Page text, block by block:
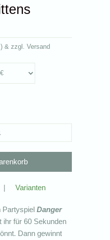
) & zzgl. Versand
| Varianten
PartyspielDanger
für 60 Sekunden
Dann gewinnt